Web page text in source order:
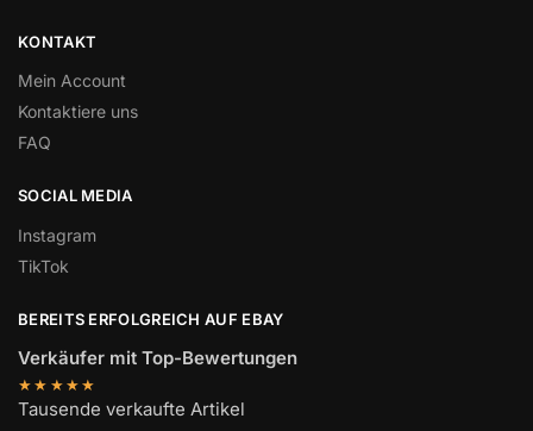
KONTAKT
Mein Account
Kontaktiere uns
FAQ
SOCIAL MEDIA
Instagram
TikTok
BEREITS ERFOLGREICH AUF EBAY
Verkäufer mit Top-Bewertungen
★★★★★
Tausende verkaufte Artikel